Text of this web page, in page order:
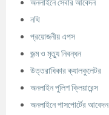
অনলাইনে সেবার আবেদন
নথি
প্রয়োজনীয় এপস
জন্ম ও মৃত্যু নিবন্ধন
উত্তরাধিকার ক্যালকুলেটর
অনলাইন পুলিশ ক্লিয়ারেন্স
অনলাইনে পাসপোর্টের আবেদন